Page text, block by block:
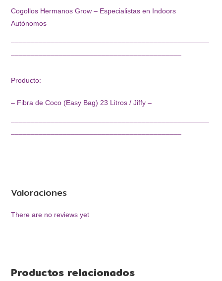
Cogollos Hermanos Grow – Especialistas en Indoors
Autónomos
¯¯¯¯¯¯¯¯¯¯¯¯¯¯¯¯¯¯¯¯¯¯¯¯¯¯¯¯¯¯¯¯¯¯¯¯¯¯¯¯¯¯¯¯¯¯¯¯¯¯
¯¯¯¯¯¯¯¯¯¯¯¯¯¯¯¯¯¯¯¯¯¯¯¯¯¯¯¯¯¯¯¯¯¯¯¯¯¯¯¯¯¯¯
Producto:
– Fibra de Coco (Easy Bag) 23 Litros / Jiffy –
¯¯¯¯¯¯¯¯¯¯¯¯¯¯¯¯¯¯¯¯¯¯¯¯¯¯¯¯¯¯¯¯¯¯¯¯¯¯¯¯¯¯¯¯¯¯¯¯¯¯
¯¯¯¯¯¯¯¯¯¯¯¯¯¯¯¯¯¯¯¯¯¯¯¯¯¯¯¯¯¯¯¯¯¯¯¯¯¯¯¯¯¯¯
Valoraciones
There are no reviews yet
Productos relacionados